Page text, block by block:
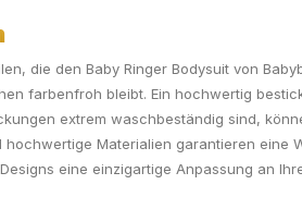
die den Baby Ringer Bodysuit von
farbenfroh bleibt. Ein hochwertig
extrem waschbeständig sind,
hochwertige Materialien garantieren
eine einzigartige Anpassung an